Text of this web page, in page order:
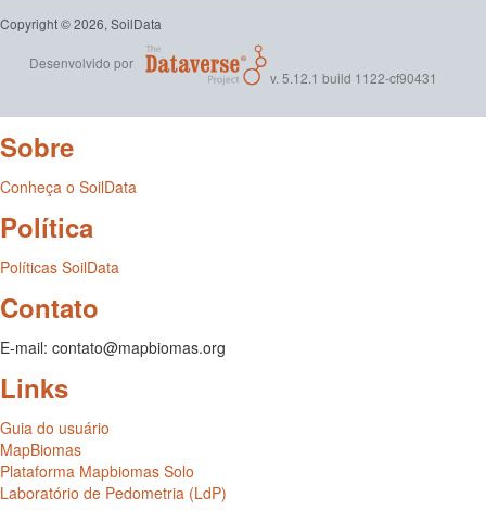
Copyright © 2026, SoilData
Desenvolvido por
v. 5.12.1 build 1122-cf90431
Sobre
Conheça o SoilData
Política
Políticas SoilData
Contato
E-mail: contato@mapbiomas.org
Links
Guia do usuário
MapBiomas
Plataforma Mapbiomas Solo
Laboratório de Pedometria (LdP)